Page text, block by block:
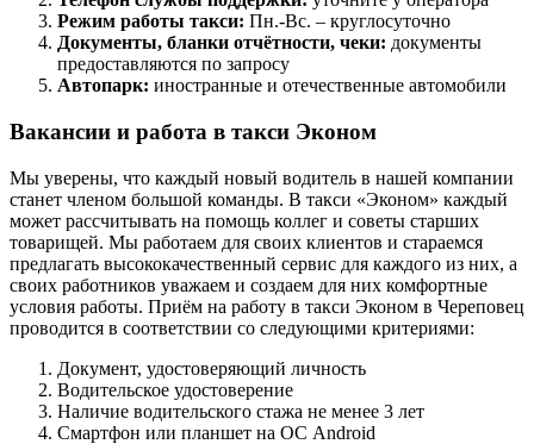
Режим работы такси: Пн.-Вс. – круглосуточно
Документы, бланки отчётности, чеки: документы
предоставляются по запросу
Автопарк: иностранные и отечественные автомобили
Вакансии и работа в такси Эконом
Мы уверены, что каждый новый водитель в нашей компании
станет членом большой команды. В такси «Эконом» каждый
может рассчитывать на помощь коллег и советы старших
товарищей. Мы работаем для своих клиентов и стараемся
предлагать высококачественный сервис для каждого из них, а
своих работников уважаем и создаем для них комфортные
условия работы. Приём на работу в такси Эконом в Череповец
проводится в соответствии со следующими критериями:
Документ, удостоверяющий личность
Водительское удостоверение
Наличие водительского стажа не менее 3 лет
Смартфон или планшет на ОС Android